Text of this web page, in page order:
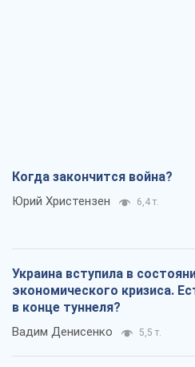
Когда закончится война?
Юрий Христензен 6,4 т.
Украина вступила в
экономического кризиса.
в конце туннеля?
Вадим Денисенко 5,5 т.